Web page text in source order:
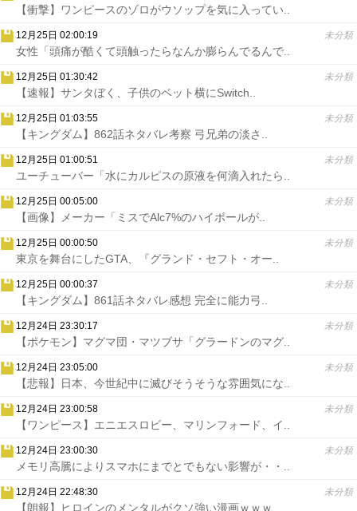
【衝撃】ワンピースのゾロがウソップを気に入ってい..
12月25日 02:00:19 未分類
女性「頭痛が酷くて頭触ったらなんか膨らんでるんで..
12月25日 01:30:42 未分類
【速報】サンタぼく、子供のベット横にSwitch..
12月25日 01:03:55 未分類
【キングダム】862話ネタバレ考察 弓兄弟の淡さ..
12月25日 01:00:51 未分類
ユーチューバー「水にカルピスの原液を何滴入れたら..
12月25日 00:05:00 未分類
【画像】メーカー「ミスでAlc7%のハイボールが..
12月25日 00:00:50 未分類
東京を舞台にしたGTA、『グランド・セフト・オー..
12月25日 00:00:37 未分類
【キングダム】861話ネタバレ感想 完全に能力弓..
12月24日 23:30:17 未分類
【ポケモン】マグマ団・マツブサ「グラードンのマグ..
12月24日 23:05:00 未分類
【悲報】日本、今世紀中に滅びそうそうな雰囲気にな..
12月24日 23:00:58 未分類
【ワンピース】エニエスロビー、マリンフォード、イ..
12月24日 23:00:30 未分類
メモリ高騰によりスマホにまでとでもない影響が・・..
12月24日 22:48:30 未分類
【朗報】ヒロインのメンタルがクソ強い漫画ｗｗｗ..